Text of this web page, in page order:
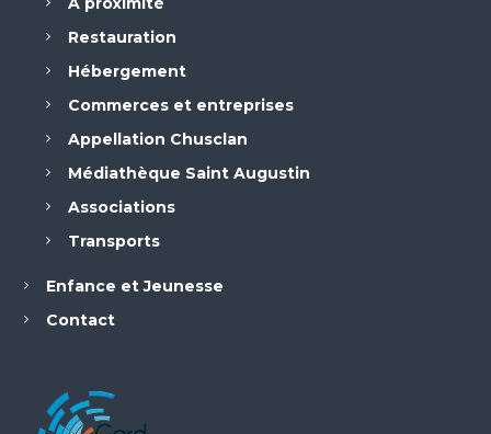
Restauration
Hébergement
Commerces et entreprises
Appellation Chusclan
Médiathèque Saint Augustin
Associations
Transports
Enfance et Jeunesse
Contact